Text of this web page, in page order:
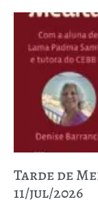
Tarde de
11/jul/2026